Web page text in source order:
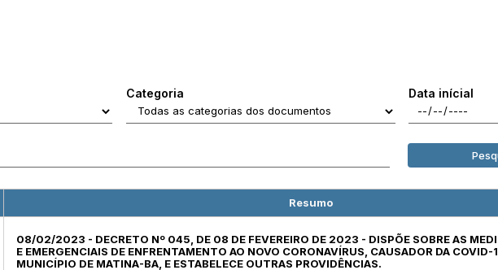
Categoria Data inícial
Resumo
08/02/2023 - DECRETO Nº 045, DE 08 DE FEVEREIRO DE 2023 - DISPÕE SOBRE AS
E EMERGENCIAIS DE ENFRENTAMENTO AO NOVO CORONAVÍRUS, CAUSADOR DA COVID-
MUNICÍPIO DE MATINA-BA, E ESTABELECE OUTRAS PROVIDÊNCIAS.